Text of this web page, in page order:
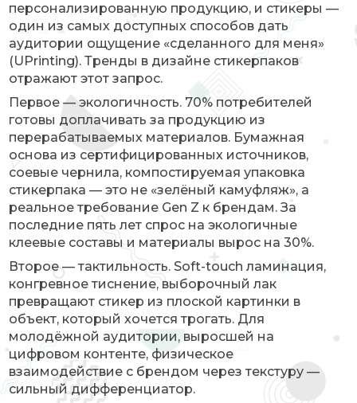
персонализированную продукцию, и стикеры —
один из самых доступных способов дать
аудитории ощущение «сделанного для меня»
(UPrinting). Тренды в дизайне стикерпаков
отражают этот запрос.
Первое — экологичность. 70% потребителей
готовы доплачивать за продукцию из
перерабатываемых материалов. Бумажная
основа из сертифицированных источников,
соевые чернила, компостируемая упаковка
стикерпака — это не «зелёный камуфляж», а
реальное требование Gen Z к брендам. За
последние пять лет спрос на экологичные
клеевые составы и материалы вырос на 30%.
Второе — тактильность. Soft-touch ламинация,
конгревное тиснение, выборочный лак
превращают стикер из плоской картинки в
объект, который хочется трогать. Для
молодёжной аудитории, выросшей на
цифровом контенте, физическое
взаимодействие с брендом через текстуру —
сильный дифференциатор.